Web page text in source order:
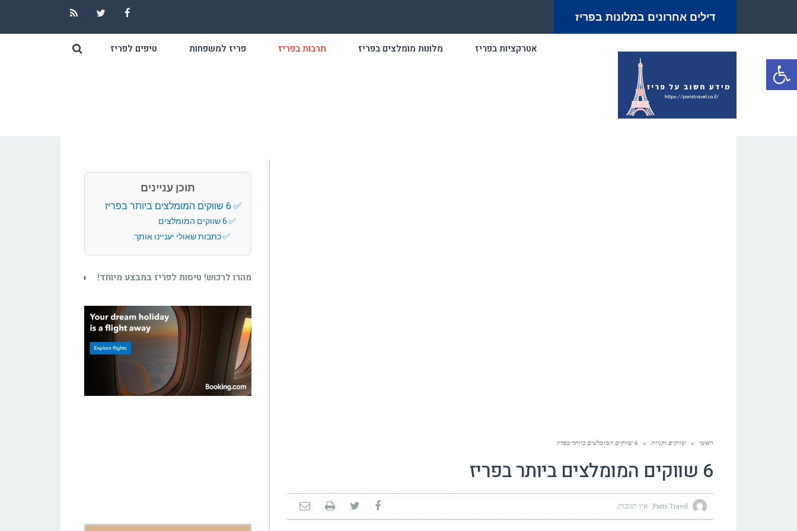
פתח סרגל נגישות
דילים אחרונים במלונות בפריז
אטרקציות בפריז מלונות מומלצים בפריז תרבות בפריז פריז למשפחות טיפים לפריז
ראשי » שווקים וקניות » 6 שווקים המומלצים ביותר בפריז
6 שווקים המומלצים ביותר בפריז
אין תגובות
תוכן עניינים
6 שווקים המומלצים ביותר בפריז
6 שווקים המומלצים
כתבות שאולי יעניינו אותך:
מהרו לרכוש! טיסות לפריז במבצע מיוחד!